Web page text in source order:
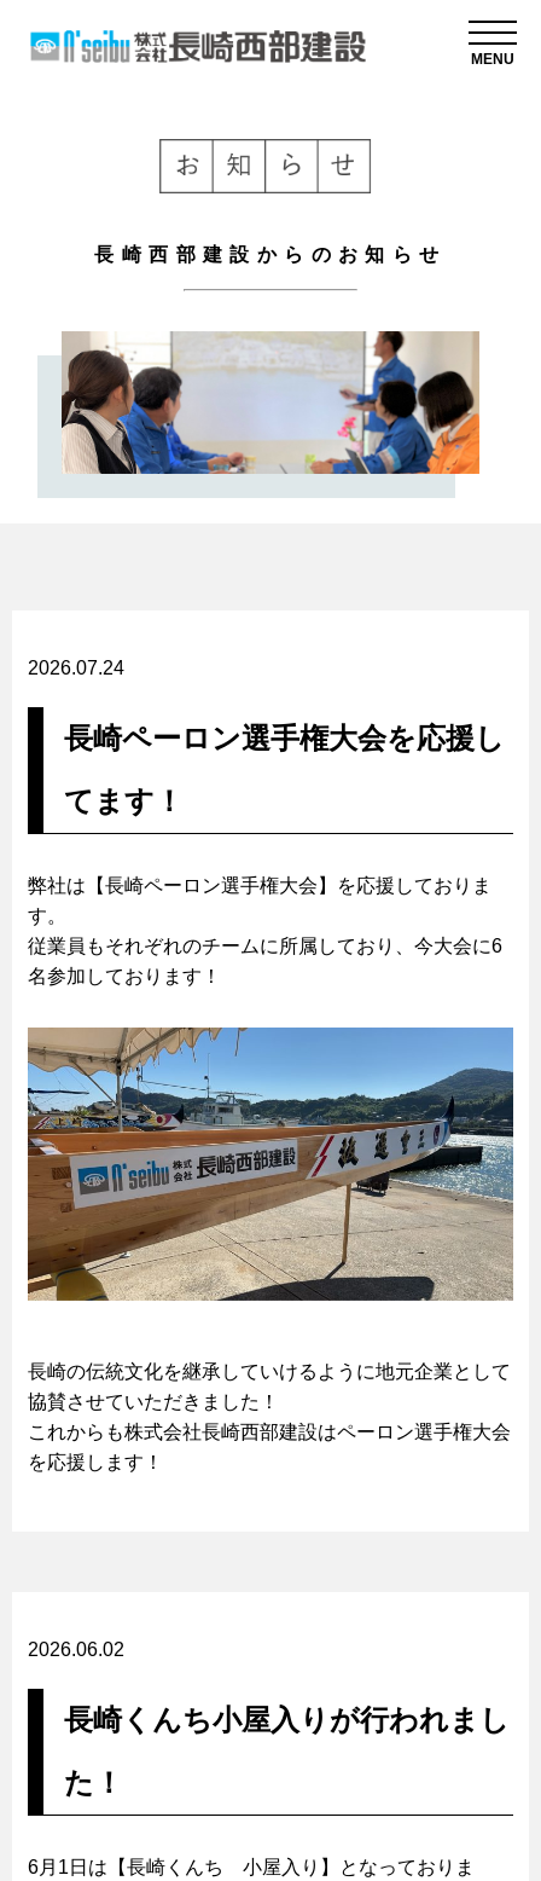
MENU
長崎西部建設からのお知らせ
2026.07.24
長崎ペーロン選手権大会を応援し
てます！
弊社は【長崎ペーロン選手権大会】を応援しておりま
す。
従業員もそれぞれのチームに所属しており、今大会に6
名参加しております！
長崎の伝統文化を継承していけるように地元企業として
協賛させていただきました！
これからも株式会社長崎西部建設はペーロン選手権大会
を応援します！
2026.06.02
長崎くんち小屋入りが行われまし
た！
6月1日は【長崎くんち 小屋入り】となっておりま